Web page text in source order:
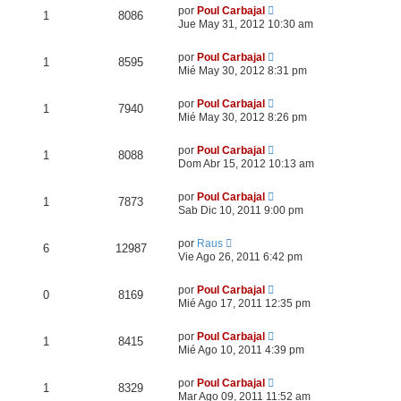
1 8086 por Poul Carbajal
Jue May 31, 2012 10:30 am
1 8595 por Poul Carbajal
Mié May 30, 2012 8:31 pm
1 7940 por Poul Carbajal
Mié May 30, 2012 8:26 pm
1 8088 por Poul Carbajal
Dom Abr 15, 2012 10:13 am
1 7873 por Poul Carbajal
Sab Dic 10, 2011 9:00 pm
6 12987 por Raus
Vie Ago 26, 2011 6:42 pm
0 8169 por Poul Carbajal
Mié Ago 17, 2011 12:35 pm
1 8415 por Poul Carbajal
Mié Ago 10, 2011 4:39 pm
1 8329 por Poul Carbajal
Mar Ago 09, 2011 11:52 am